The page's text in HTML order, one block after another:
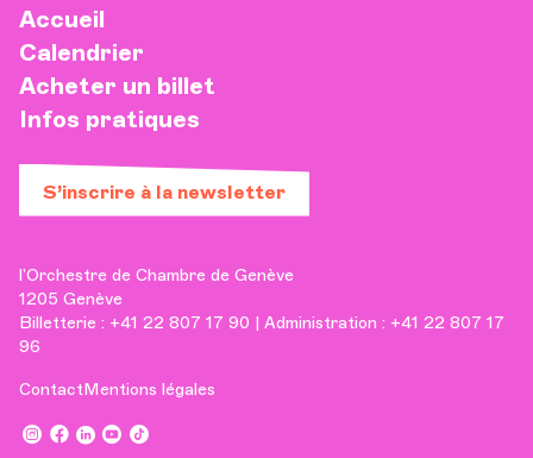
Accueil
Calendrier
Acheter un billet
Infos pratiques
S’inscrire à la newsletter
l’Orchestre de Chambre de Genève
1205 Genève
Billetterie : +41 22 807 17 90 | Administration : +41 22 807 17
96
ContactMentions légales